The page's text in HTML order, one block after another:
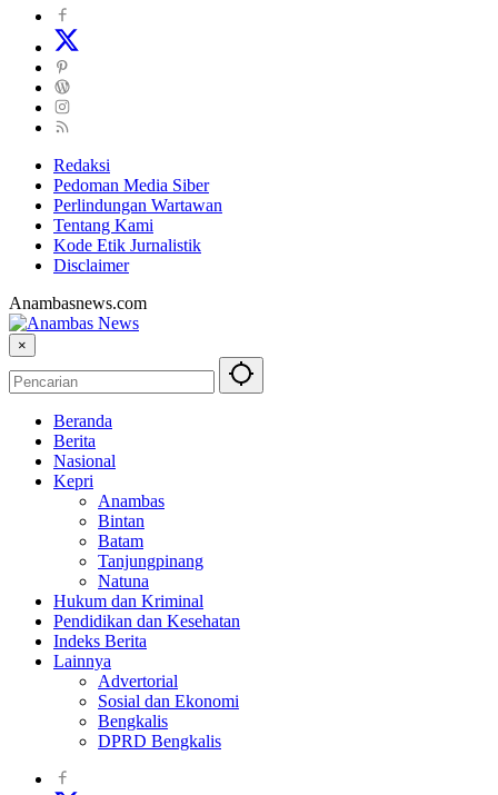
Redaksi
Pedoman Media Siber
Perlindungan Wartawan
Tentang Kami
Kode Etik Jurnalistik
Disclaimer
Anambasnews.com
×
Beranda
Berita
Nasional
Kepri
Anambas
Bintan
Batam
Tanjungpinang
Natuna
Hukum dan Kriminal
Pendidikan dan Kesehatan
Indeks Berita
Lainnya
Advertorial
Sosial dan Ekonomi
Bengkalis
DPRD Bengkalis